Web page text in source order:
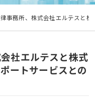
事務所、株式会社エルテスと株
社エルテスと株式
ートサービスとの